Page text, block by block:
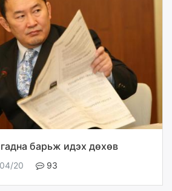
барьж идэх дөхөв
20 93